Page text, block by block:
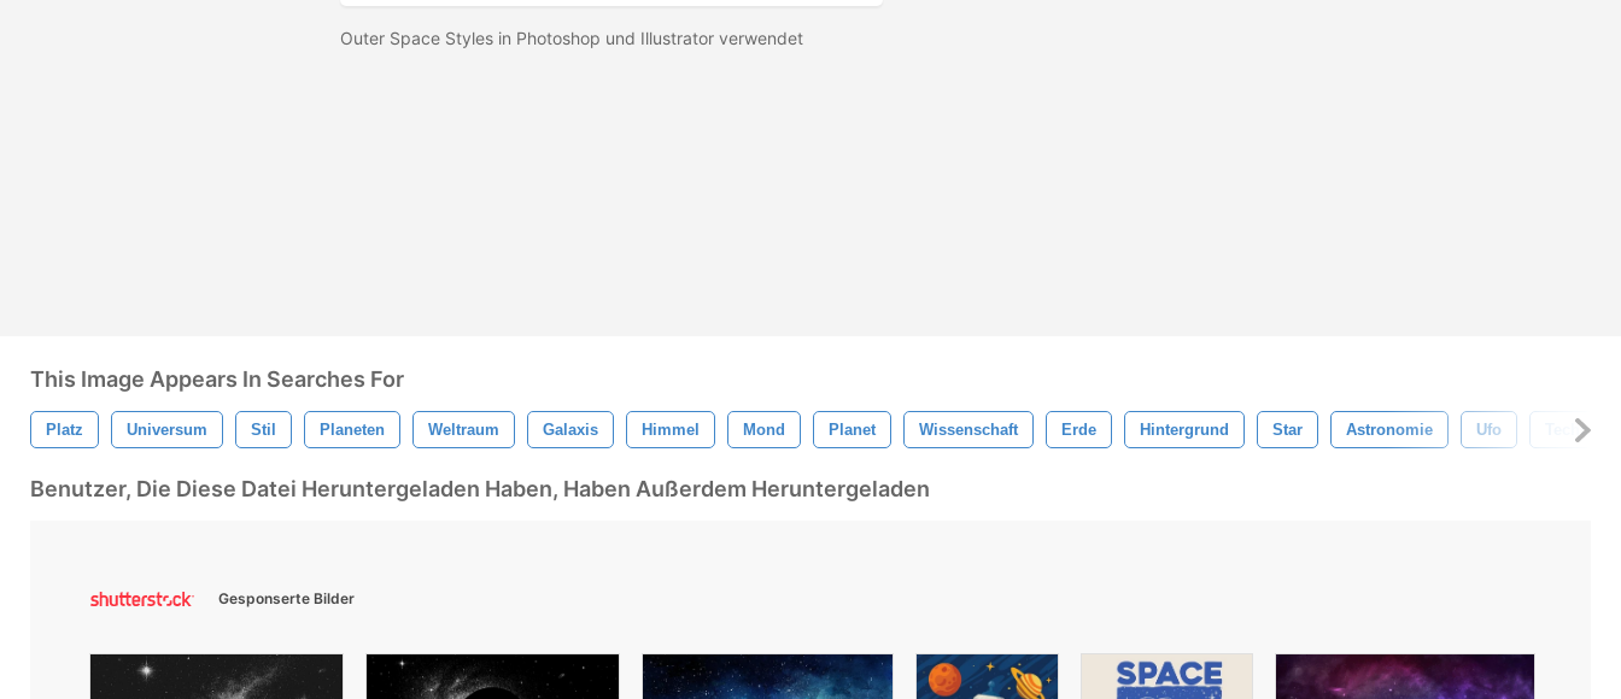
Outer Space Styles in Photoshop und Illustrator verwendet
This Image Appears In Searches For
Platz Universum Stil Planeten Weltraum Galaxis Himmel Mond Planet Wissenschaft Erde Hintergrund Star Astronomie Ufo
Benutzer, Die Diese Datei Heruntergeladen Haben, Haben Außerdem Heruntergeladen
Gesponserte Bilder